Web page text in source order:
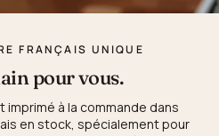
FRANÇAIS UNIQUE
pour vous.
à la commande dans
en stock, spécialement pour